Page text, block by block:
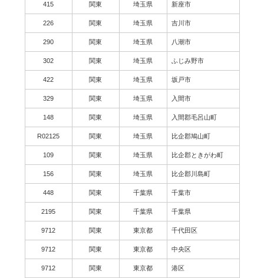
415 関東 埼玉県 新座市
226 関東 埼玉県 吉川市
290 関東 埼玉県 八潮市
302 関東 埼玉県 ふじみ野市
422 関東 埼玉県 坂戸市
329 関東 埼玉県 入間市
148 関東 埼玉県 入間郡毛呂山町
R02125 関東 埼玉県 比企郡鳩山町
109 関東 埼玉県 比企郡ときがわ町
156 関東 埼玉県 比企郡川島町
448 関東 千葉県 千葉市
2195 関東 千葉県 千葉県
9712 関東 東京都 千代田区
9712 関東 東京都 中央区
9712 関東 東京都 港区